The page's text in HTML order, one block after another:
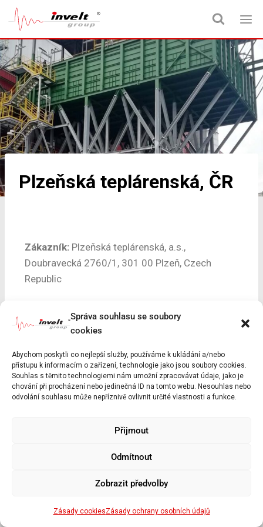
Správa souhlasu se soubory
cookies
Abychom poskytli co nejlepší služby, používáme k ukládání a/nebo
přístupu k informacím o zařízení, technologie jako jsou soubory cookies.
Souhlas s těmito technologiemi nám umožní zpracovávat údaje, jako je
chování při procházení nebo jedinečná ID na tomto webu. Nesouhlas nebo
odvolání souhlasu může nepříznivě ovlivnit určité vlastnosti a funkce.
Přijmout
Odmítnout
Zobrazit předvolby
Zásady cookiesZásady ochrany osobních údajů
Plzeňská teplárenská, ČR
Zákazník: Plzeňská teplárenská, a.s.,
Doubravecká 2760/1, 301 00 Plzeň, Czech
Republic
INVELT SERVIS ve spolupráci s INVELT ELETKRO
a INVELT ENERGO v období od 8/2020
technologii na dopravu biomasy kotle K6.
Více informací – viz produktový list níže.
© 2026 INVELT GROUP